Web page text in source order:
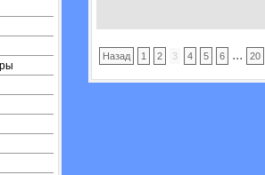
Назад 1 2 3 4 5 6 ... 20